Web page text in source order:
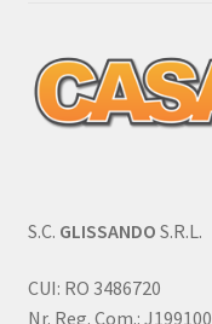
S.C. GLISSANDO S.R.L.
CUI: RO 3486720
Nr. Reg. Com.: